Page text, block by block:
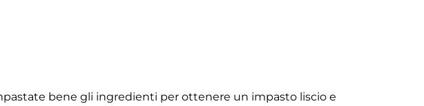
bene gli ingredienti per ottenere un impasto liscio e